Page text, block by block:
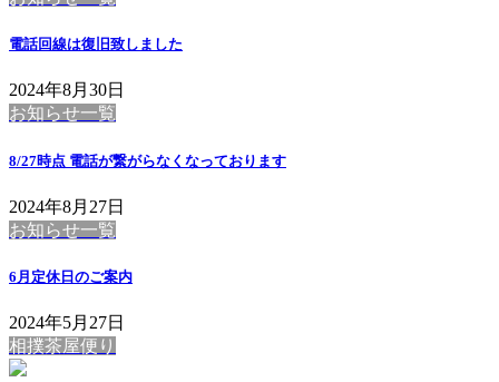
電話回線は復旧致しました
2024年8月30日
お知らせ一覧
8/27時点 電話が繋がらなくなっております
2024年8月27日
お知らせ一覧
6月定休日のご案内
2024年5月27日
相撲茶屋便り